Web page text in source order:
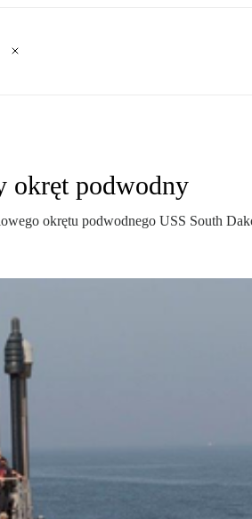
okręt podwodny
okrętu podwodnego USS South